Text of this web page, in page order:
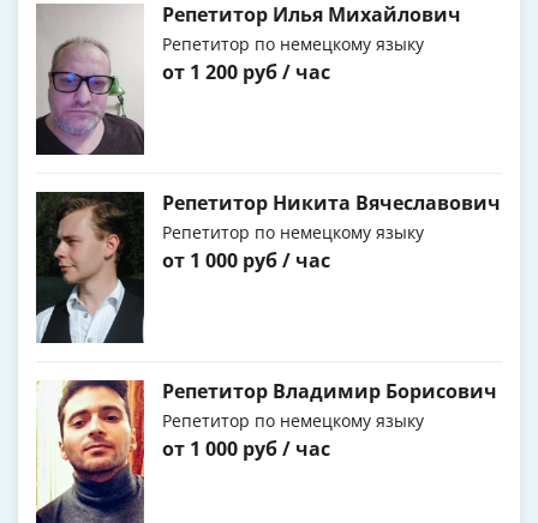
Репетитор Илья Михайлович
Репетитор по немецкому языку
от 1 200 руб / час
Репетитор Никита Вячеславович
Репетитор по немецкому языку
от 1 000 руб / час
Репетитор Владимир Борисович
Репетитор по немецкому языку
от 1 000 руб / час